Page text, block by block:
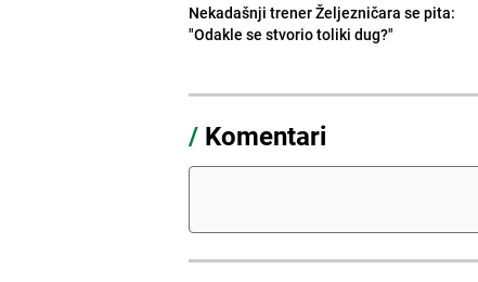
Nekadašnji trener Željezničara se pita:
"Odakle se stvorio toliki dug?"
/ Komentari